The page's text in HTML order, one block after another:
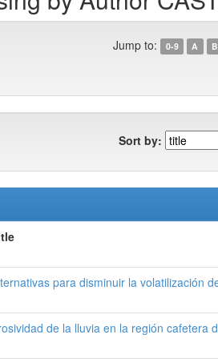
Jump to: 0-9 A B
Sort by:
para disminuir la volatilización
de la lluvia en la región cafetera